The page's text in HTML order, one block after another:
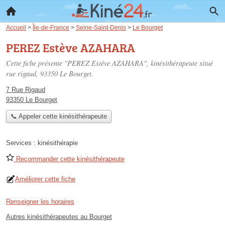
Accueil > Île-de-France > Seine-Saint-Denis > Le Bourget
PEREZ Estève AZAHARA
Cette fiche présente "PEREZ Estève AZAHARA", kinésithérapeute situé
rue rigaud, 93350 Le Bourget.
7 Rue Rigaud
93350 Le Bourget
📞 Appeler cette kinésithérapeute
Services : kinésithérapie
Recommander cette kinésithérapeute
Améliorer cette fiche
Renseigner les horaires
Autres kinésithérapeutes au Bourget